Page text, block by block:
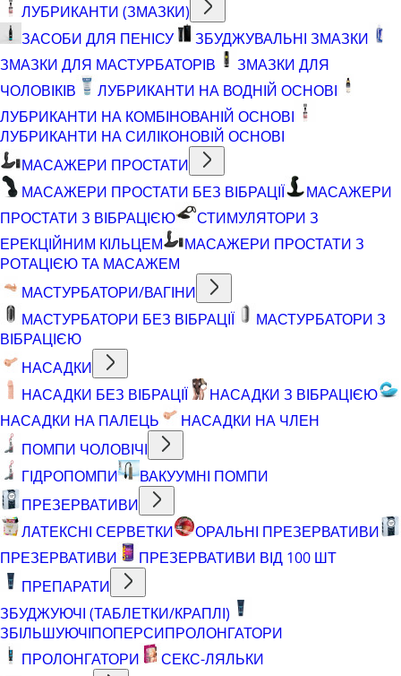
ЛУБРИКАНТИ (ЗМАЗКИ)
ЗАСОБИ ДЛЯ ПЕНІСУ
ЗБУДЖУВАЛЬНІ ЗМАЗКИ
ЗМАЗКИ ДЛЯ МАСТУРБАТОРІВ
ЗМАЗКИ ДЛЯ
ЧОЛОВІКІВ
ЛУБРИКАНТИ НА ВОДНІЙ ОСНОВІ
ЛУБРИКАНТИ НА КОМБІНОВАНІЙ ОСНОВІ
ЛУБРИКАНТИ НА СИЛІКОНОВІЙ ОСНОВІ
МАСАЖЕРИ ПРОСТАТИ
МАСАЖЕРИ ПРОСТАТИ БЕЗ ВІБРАЦІЇ
МАСАЖЕРИ
ПРОСТАТИ З ВІБРАЦІЄЮ
СТИМУЛЯТОРИ З
ЕРЕКЦІЙНИМ КІЛЬЦЕМ
МАСАЖЕРИ ПРОСТАТИ З
РОТАЦІЄЮ ТА МАСАЖЕМ
МАСТУРБАТОРИ/ВАГІНИ
МАСТУРБАТОРИ БЕЗ ВІБРАЦІЇ
МАСТУРБАТОРИ З
ВІБРАЦІЄЮ
НАСАДКИ
НАСАДКИ БЕЗ ВІБРАЦІЇ
НАСАДКИ З ВІБРАЦІЄЮ
НАСАДКИ НА ПАЛЕЦЬ
НАСАДКИ НА ЧЛЕН
ПОМПИ ЧОЛОВІЧІ
ГІДРОПОМПИ
ВАКУУМНІ ПОМПИ
ПРЕЗЕРВАТИВИ
ЛАТЕКСНІ СЕРВЕТКИ
ОРАЛЬНІ ПРЕЗЕРВАТИВИ
ПРЕЗЕРВАТИВИ
ПРЕЗЕРВАТИВИ ВІД 100 ШТ
ПРЕПАРАТИ
ЗБУДЖУЮЧІ (ТАБЛЕТКИ/КРАПЛІ)
ЗБІЛЬШУЮЧІПОПЕРСИПРОЛОНГАТОРИ
ПРОЛОНГАТОРИ
СЕКС-ЛЯЛЬКИ